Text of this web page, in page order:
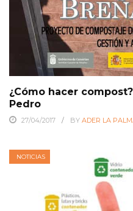
¿Cómo hacer
Pedro
27/04/2017 BY ADER LA
NOTICIAS